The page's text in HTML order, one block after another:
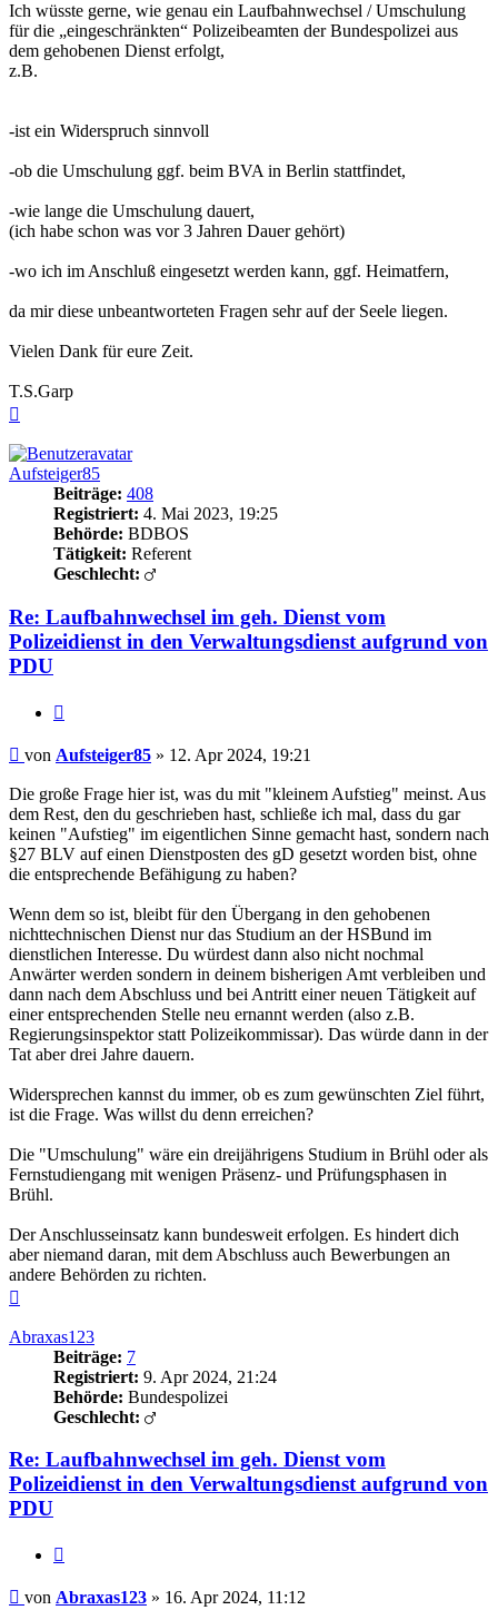
Ich wüsste gerne, wie genau ein Laufbahnwechsel / Umschulung
für die „eingeschränkten“ Polizeibeamten der Bundespolizei aus
dem gehobenen Dienst erfolgt,
z.B.
-ist ein Widerspruch sinnvoll
-ob die Umschulung ggf. beim BVA in Berlin stattfindet,
-wie lange die Umschulung dauert,
(ich habe schon was vor 3 Jahren Dauer gehört)
-wo ich im Anschluß eingesetzt werden kann, ggf. Heimatfern,
da mir diese unbeantworteten Fragen sehr auf der Seele liegen.
Vielen Dank für eure Zeit.
T.S.Garp
Aufsteiger85
Beiträge: 408
Registriert: 4. Mai 2023, 19:25
Behörde: BDBOS
Tätigkeit: Referent
Geschlecht:
Re: Laufbahnwechsel im geh. Dienst vom
Polizeidienst in den Verwaltungsdienst aufgrund von
PDU
Beitrag
von Aufsteiger85 » 12. Apr 2024, 19:21
Die große Frage hier ist, was du mit "kleinem Aufstieg" meinst. Aus
dem Rest, den du geschrieben hast, schließe ich mal, dass du gar
keinen "Aufstieg" im eigentlichen Sinne gemacht hast, sondern nach
§27 BLV auf einen Dienstposten des gD gesetzt worden bist, ohne
die entsprechende Befähigung zu haben?
Wenn dem so ist, bleibt für den Übergang in den gehobenen
nichttechnischen Dienst nur das Studium an der HSBund im
dienstlichen Interesse. Du würdest dann also nicht nochmal
Anwärter werden sondern in deinem bisherigen Amt verbleiben und
dann nach dem Abschluss und bei Antritt einer neuen Tätigkeit auf
einer entsprechenden Stelle neu ernannt werden (also z.B.
Regierungsinspektor statt Polizeikommissar). Das würde dann in der
Tat aber drei Jahre dauern.
Widersprechen kannst du immer, ob es zum gewünschten Ziel führt,
ist die Frage. Was willst du denn erreichen?
Die "Umschulung" wäre ein dreijährigens Studium in Brühl oder als
Fernstudiengang mit wenigen Präsenz- und Prüfungsphasen in
Brühl.
Der Anschlusseinsatz kann bundesweit erfolgen. Es hindert dich
aber niemand daran, mit dem Abschluss auch Bewerbungen an
andere Behörden zu richten.
Abraxas123
Beiträge: 7
Registriert: 9. Apr 2024, 21:24
Behörde: Bundespolizei
Geschlecht:
Re: Laufbahnwechsel im geh. Dienst vom
Polizeidienst in den Verwaltungsdienst aufgrund von
PDU
Beitrag
von Abraxas123 » 16. Apr 2024, 11:12